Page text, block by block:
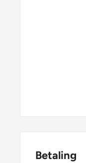
Betaling